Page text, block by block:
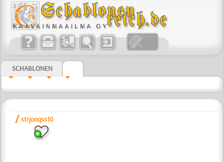
SCHABLONEN
/strjonqss10